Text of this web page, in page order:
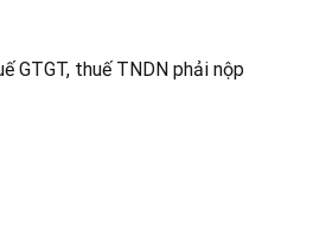
GTGT, thuế TNDN phải nộp